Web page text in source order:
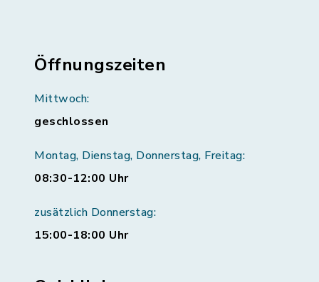
Öffnungszeiten
Mittwoch:
geschlossen
Montag, Dienstag, Donnerstag, Freitag:
08:30-12:00 Uhr
zusätzlich Donnerstag:
15:00-18:00 Uhr